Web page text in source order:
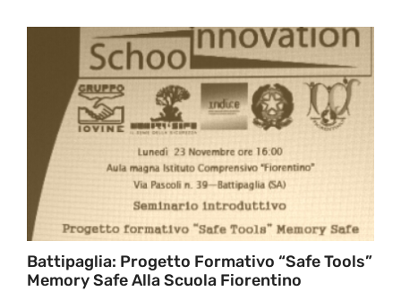
Battipaglia: Progetto Formativo “Safe Tools”
Memory Safe Alla Scuola Fiorentino